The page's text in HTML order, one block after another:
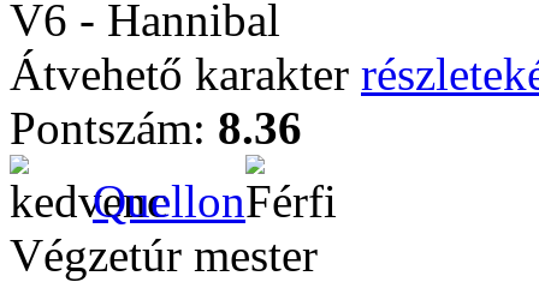
V6 - Hannibal
Átvehető karakter
Pontszám: 8.36
Quellon
Végzetúr mester